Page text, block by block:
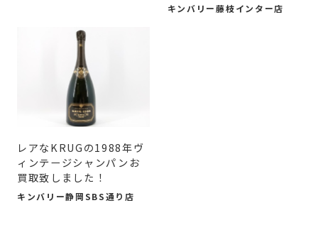
キンバリー藤枝インター店
レアなKRUGの1988年ヴ
ィンテージシャンパンお
買取致しました！
キンバリー静岡SBS通り店